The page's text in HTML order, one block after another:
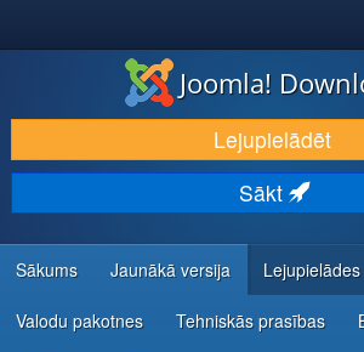
LEJUPIELĀDĒT UN PAPLAŠINĀT
ATKLĀJ UN IEMĀCIES
KOPIENA UN ATBALSTS
IZSTRĀDĀTĀJU RESURSI
Joomla!
Lejupielādēt
Sākt
Sākums Jaunākā versija Lejupielādes
Valodu pakotnes Tehniskās prasības